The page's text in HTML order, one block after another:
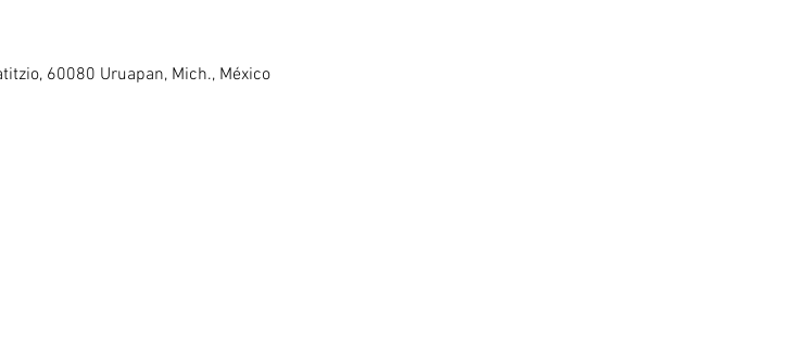
60080 Uruapan, Mich., México